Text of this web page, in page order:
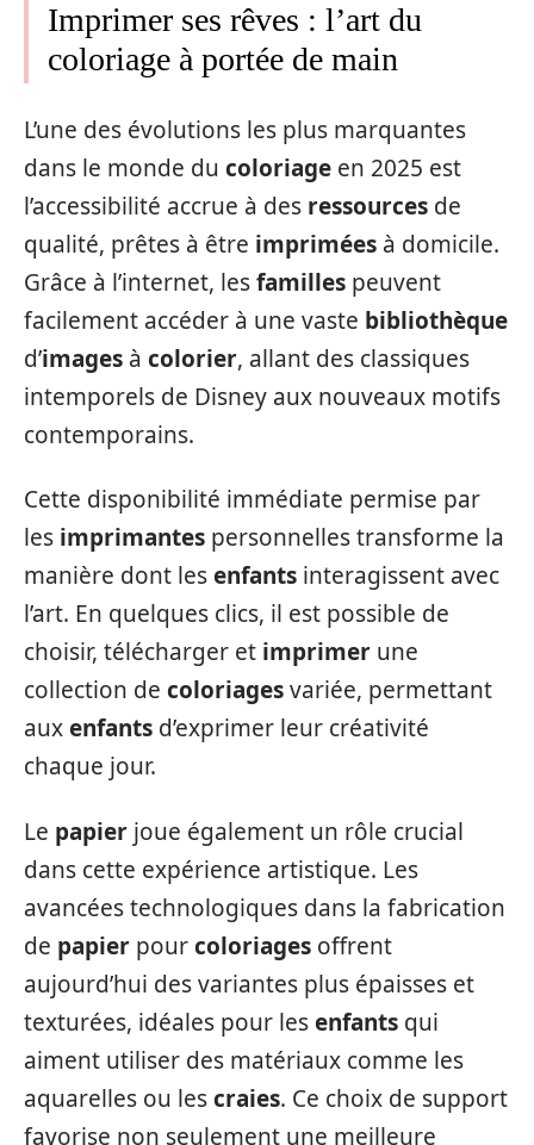
Imprimer ses rêves : l’art du
coloriage à portée de main
L’une des évolutions les plus marquantes
dans le monde du coloriage en 2025 est
l’accessibilité accrue à des ressources de
qualité, prêtes à être imprimées à domicile.
Grâce à l’internet, lesfamilles peuvent
facilement accéder à une vaste bibliothèque
d’images à colorier, allant des classiques
intemporels de Disney aux nouveaux motifs
contemporains.
Cette disponibilité immédiate permise par
les imprimantes personnelles transforme la
manière dont lesenfants interagissent avec
l’art. En quelques clics, il est possible de
choisir, télécharger et imprimer une
collection de coloriagesvariée, permettant
auxenfants d’exprimer leur créativité
chaque jour.
Le papier joue également un rôle crucial
dans cette expérience artistique. Les
avancées technologiques dans la fabrication
de papier pourcoloriages offrent
aujourd’hui des variantes plus épaisses et
texturées, idéales pour lesenfants qui
aiment utiliser des matériaux comme les
aquarelles ou lescraies. Ce choix de support
favorise non seulement une meilleure